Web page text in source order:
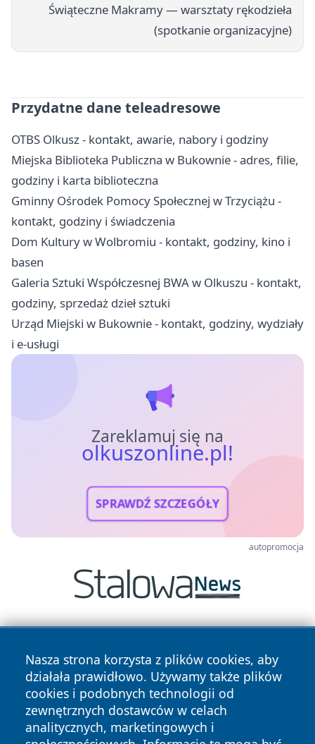
Świąteczne Makramy — warsztaty rękodzieła
(spotkanie organizacyjne)
Przydatne dane teleadresowe
OTBS Olkusz - kontakt, awarie, nabory i godziny
Miejska Biblioteka Publiczna w Bukownie - adres, filie,
godziny i karta biblioteczna
Gminny Ośrodek Pomocy Społecznej w Trzyciążu -
kontakt, godziny i świadczenia
Dom Kultury w Wolbromiu - kontakt, godziny, kino i
basen
Galeria Sztuki Współczesnej BWA w Olkuszu - kontakt,
godziny, sprzedaż dzieł sztuki
Urząd Miejski w Bukownie - kontakt, godziny, wydziały
i e-usługi
Zareklamuj się na
olkuszonline.pl!
SPRAWDŹ SZCZEGÓŁY
autopromocja
Nasza strona korzysta z plików cookies, aby
działała prawidłowo. Używamy także plików
cookies i podobnych technologii od
zewnętrznych dostawców w celach
analitycznych, marketingowych i
Copyright © 2026 olkuszonline.pl Wszystkie prawa
zastrzeżone.